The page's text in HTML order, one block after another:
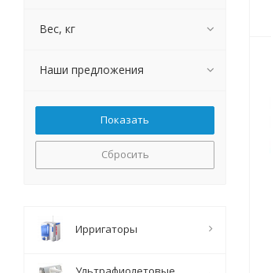
Вес, кг
Наши предложения
Сбросить
Ирригаторы